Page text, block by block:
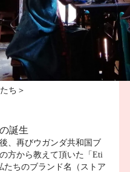
ち＞
誕生
、再びウガンダ共和国ブ
方から教えて頂いた「Eti
たちのブランド名（ストア